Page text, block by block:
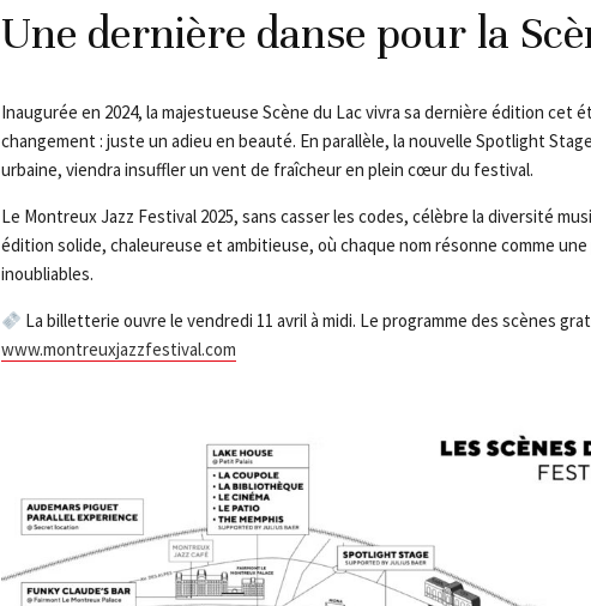
Une dernière danse pour la
Inaugurée en 2024, la majestueuse Scène du Lac vivra sa dernière édition cet
changement : juste un adieu en beauté. En parallèle, la nouvelle Spotlight
urbaine, viendra insuffler un vent de fraîcheur en plein cœur du festival.
Le Montreux Jazz Festival 2025, sans casser les codes, célèbre la diversité
édition solide, chaleureuse et ambitieuse, où chaque nom résonne comme
inoubliables.
La billetterie ouvre le vendredi 11 avril à midi. Le programme des scènes
www.montreuxjazzfestival.com